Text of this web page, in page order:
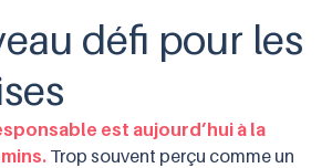
défi pour les
est aujourd’hui à la
Trop souvent perçu comme un